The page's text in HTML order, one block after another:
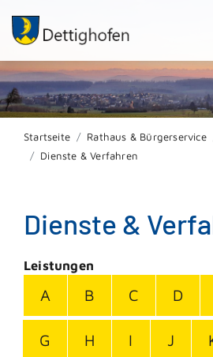
Startseite Rathaus & Bürgerservice
Dienste & Verfahren
Dienste &
Leistungen
A B C D
G H I J